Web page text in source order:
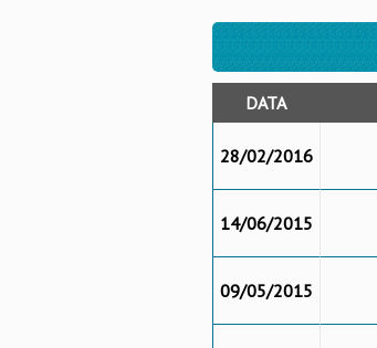
DATA
28/02/2016
14/06/2015
09/05/2015